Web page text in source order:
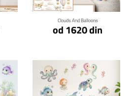
Clouds And Balloons
od 1620 din